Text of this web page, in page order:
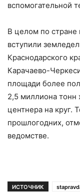
вспомогательной
В целом по
вступили
Краснодарского
Карачаево-
площади более
2,5 миллиона тонн
центнера на круг.
прошлогодних,
ведомстве.
ИСТОЧНИК